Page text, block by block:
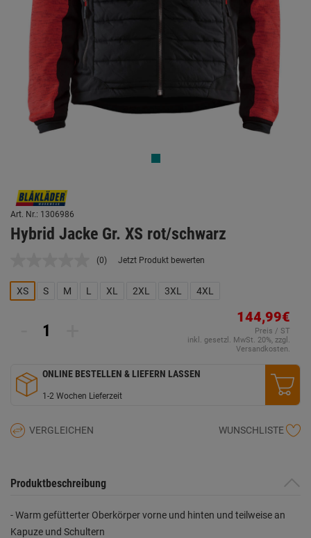
Art. Nr.: 1306986
Hybrid Jacke Gr. XS rot/schwarz
Kein
Link
auf
(0) Jetzt Produkt bewerten
XS S M L XL 2XL 3XL 4XL
144,99€
Preis / ST
inkl. gesetzl. MwSt. 20%, zzgl.
Versandkosten.
ONLINE BESTELLEN & LIEFERN LASSEN
1-2 Wochen Lieferzeit
VERGLEICHEN WUNSCHLISTE
Produktbeschreibung
- Warm gefütterter Oberkörper vorne und hinten und teilweise an
Kapuze und Schultern